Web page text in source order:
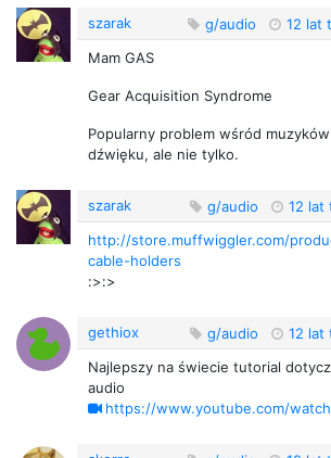
szarak
g/audio 12 lat
Mam GAS
Gear Acquisition Syndrome
Popularny problem wśród
dźwięku, ale nie tylko.
szarak
g/audio 12 lat
http://store.muffwiggler.com/
cable-holders
:>:>
gethiox
g/audio 12 lat
Najlepszy na świecie tutorial
audio
https://www.youtube.com/